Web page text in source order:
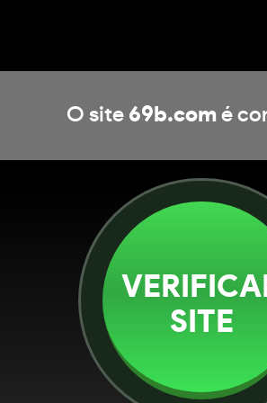
O site 69b.comé
SITE